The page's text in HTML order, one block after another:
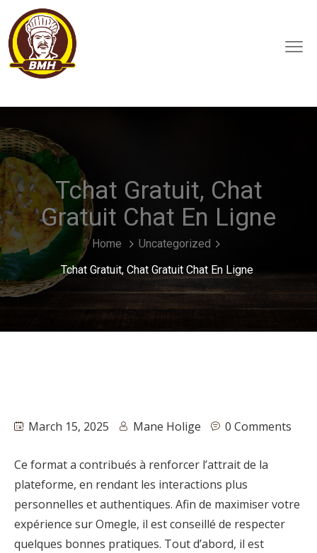
Tchat Gratuit, Chat
Gratuit Chat En Ligne
Home
Uncategorized
Tchat Gratuit, Chat Gratuit Chat En Ligne
March 15, 2025 Mane Holige 0 Comments
Ce format a contribués à renforcer l’attrait de la
plateforme, en rendant les interactions plus
personnelles et authentiques. Afin de maximiser votre
expérience sur Omegle, il est conseillé de respecter
quelques bonnes pratiques. Tout d’abord, il est